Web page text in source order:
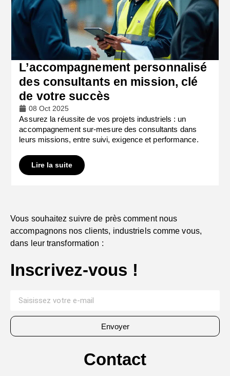
L’accompagnement personnalisé
des consultants en mission, clé
de votre succès
08 Oct 2025
Assurez la réussite de vos projets industriels : un
accompagnement sur-mesure des consultants dans
leurs missions, entre suivi, exigence et performance.
Lire la suite
Vous souhaitez suivre de près comment nous
accompagnons nos clients, industriels comme vous,
dans leur transformation :
Inscrivez-vous !
Envoyer
Contact